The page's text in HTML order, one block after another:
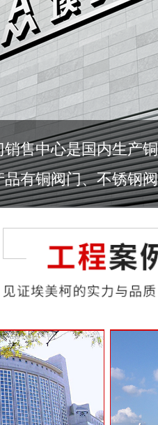
中心是国内生产铜
有铜阀门、不锈钢